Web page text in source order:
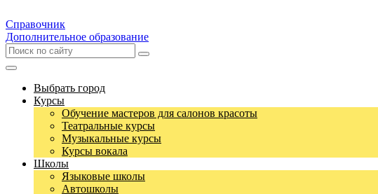
Справочник
Дополнительное образование
Выбрать город
Курсы
Обучение мастеров для салонов красоты
Театральные курсы
Музыкальные курсы
Курсы вокала
Школы
Языковые школы
Автошколы